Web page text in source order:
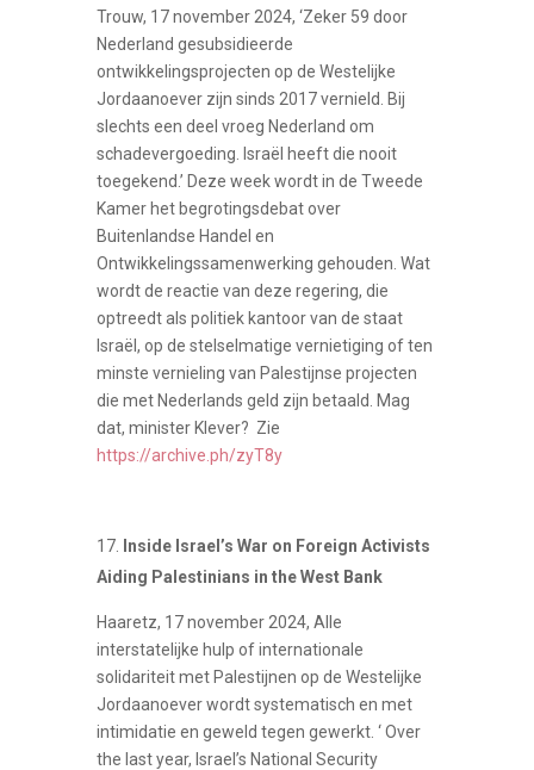
Trouw, 17 november 2024, ‘Zeker 59 door
Nederland gesubsidieerde
ontwikkelingsprojecten op de Westelijke
Jordaanoever zijn sinds 2017 vernield. Bij
slechts een deel vroeg Nederland om
schadevergoeding. Israël heeft die nooit
toegekend.’ Deze week wordt in de Tweede
Kamer het begrotingsdebat over
Buitenlandse Handel en
Ontwikkelingssamenwerking gehouden. Wat
wordt de reactie van deze regering, die
optreedt als politiek kantoor van de staat
Israël, op de stelselmatige vernietiging of ten
minste vernieling van Palestijnse projecten
die met Nederlands geld zijn betaald. Mag
dat, minister Klever? Zie
https://archive.ph/zyT8y
Inside Israel’s War on Foreign Activists
Aiding Palestinians in the West Bank
Haaretz, 17 november 2024, Alle
interstatelijke hulp of internationale
solidariteit met Palestijnen op de Westelijke
Jordaanoever wordt systematisch en met
intimidatie en geweld tegen gewerkt. ‘ Over
the last year, Israel’s National Security